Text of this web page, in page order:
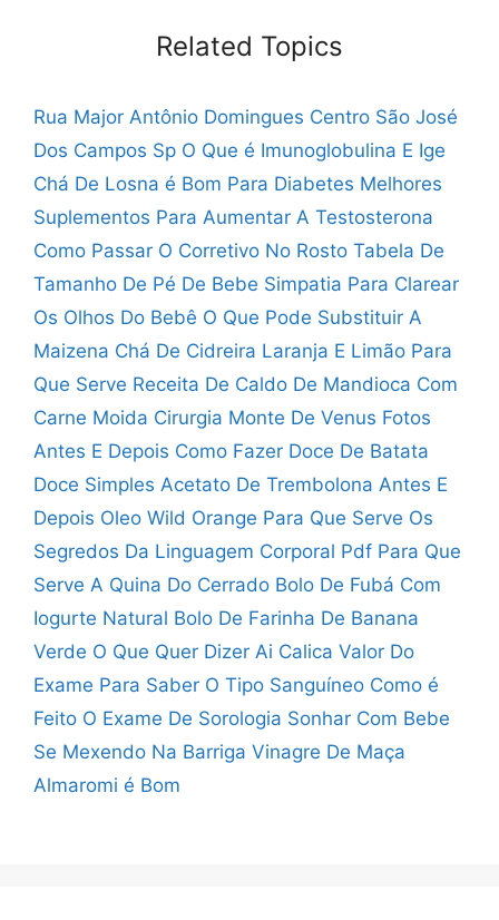
Related Topics
Rua Major Antônio Domingues Centro São José
Dos Campos Sp O Que é Imunoglobulina E Ige
Chá De Losna é Bom Para Diabetes Melhores
Suplementos Para Aumentar A Testosterona
Como Passar O Corretivo No Rosto Tabela De
Tamanho De Pé De Bebe Simpatia Para Clarear
Os Olhos Do Bebê O Que Pode Substituir A
Maizena Chá De Cidreira Laranja E Limão Para
Que Serve Receita De Caldo De Mandioca Com
Carne Moida Cirurgia Monte De Venus Fotos
Antes E Depois Como Fazer Doce De Batata
Doce Simples Acetato De Trembolona Antes E
Depois Oleo Wild Orange Para Que Serve Os
Segredos Da Linguagem Corporal Pdf Para Que
Serve A Quina Do Cerrado Bolo De Fubá Com
Iogurte Natural Bolo De Farinha De Banana
Verde O Que Quer Dizer Ai Calica Valor Do
Exame Para Saber O Tipo Sanguíneo Como é
Feito O Exame De Sorologia Sonhar Com Bebe
Se Mexendo Na Barriga Vinagre De Maça
Almaromi é Bom